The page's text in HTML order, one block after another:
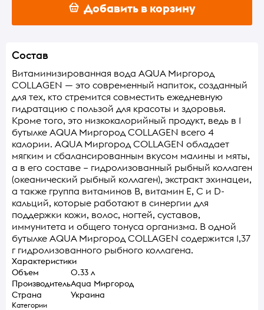
Добавить в корзину
Состав
Витаминизированная вода AQUA Миргород
COLLAGEN — это современный напиток, созданный
для тех, кто стремится совместить ежедневную
гидратацию с пользой для красоты и здоровья.
Кроме того, это низкокалорийный продукт, ведь в 1
бутылке AQUA Миргород COLLAGEN всего 4
калории. AQUA Миргород COLLAGEN обладает
мягким и сбалансированным вкусом малины и мяты,
а в его составе – гидролизованный рыбный коллаген
(океанический рыбный коллаген), экстракт эхинацеи,
а также группа витаминов В, витамин Е, С и D-
кальций, которые работают в синергии для
поддержки кожи, волос, ногтей, суставов,
иммунитета и общего тонуса организма. В одной
бутылке AQUA Миргород COLLAGEN содержится 1,37
г гидролизованного рыбного коллагена.
Характеристики
Объем
0.33 л
ПроизводительAqua Миргород
Страна
Украина
Категории